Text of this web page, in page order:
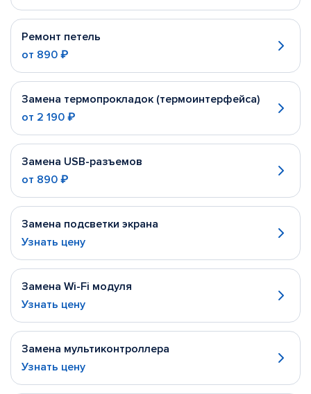
Ремонт петель
от 890 ₽
Замена термопрокладок (термоинтерфейса)
от 2 190 ₽
Замена USB-разъемов
от 890 ₽
Замена подсветки экрана
Узнать цену
Замена Wi-Fi модуля
Узнать цену
Замена мультиконтроллера
Узнать цену